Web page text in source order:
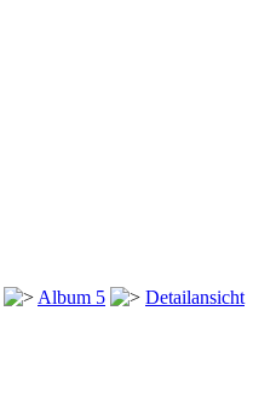
Album 5 Detailansicht